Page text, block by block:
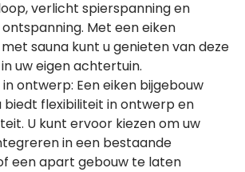
verlicht spierspanning en
Met een eiken
sauna kunt u genieten van deze
uw eigen achtertuin.
ontwerp: Een eiken bijgebouw
biedt flexibiliteit in ontwerp en
U kunt ervoor kiezen om uw
in een bestaande
een apart gebouw te laten